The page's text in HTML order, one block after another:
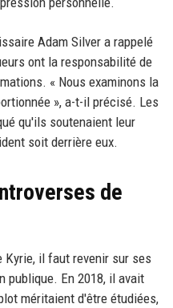
Adam Silver a rappelé
ont la responsabilité de
« Nous examinons la
», a-t-il précisé. Les
qu'ils soutenaient leur
soit derrière eux.
de
Kyrie, il faut revenir sur ses
publique. En 2018, il avait
méritaient d'être étudiées,